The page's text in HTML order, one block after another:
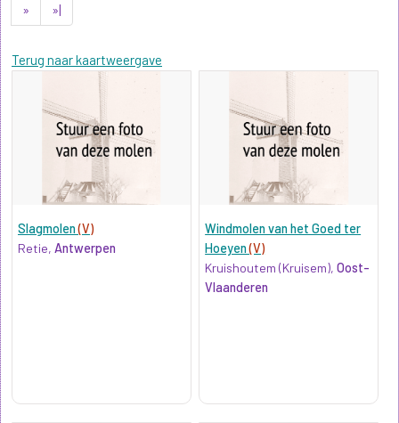
»
»|
Terug naar kaartweergave
Slagmolen(V)
Retie, Antwerpen
Windmolen van het Goed ter
Hoeyen(V)
Kruishoutem (Kruisem),Oost-
Vlaanderen